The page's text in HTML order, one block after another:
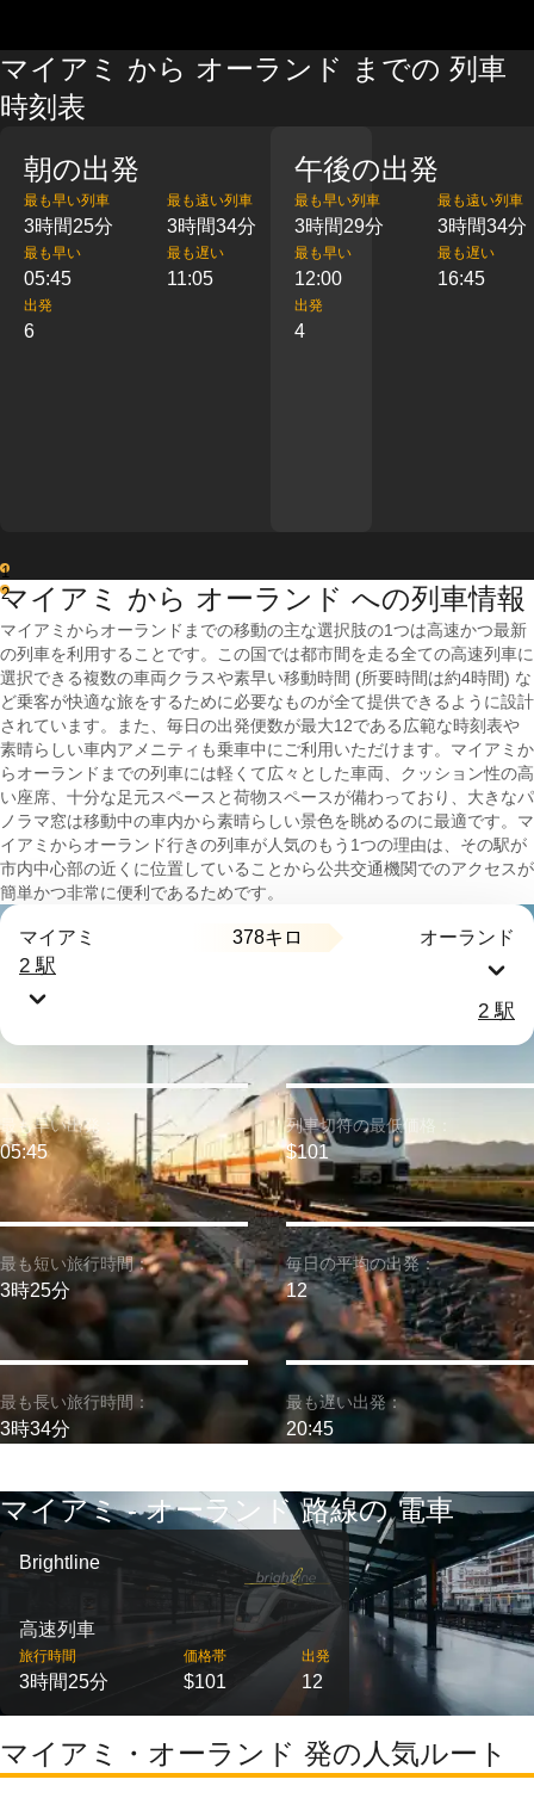
マイアミ から オーランド までの 列車
時刻表
朝の出発
最も早い列車
3時間25分
最も遠い列車
3時間34分
最も早い
05:45
最も遅い
11:05
出発
6
午後の出発
最も早い列車
3時間29分
最も遠い列車
3時間34分
最も早い
12:00
最も遅い
16:45
出発
4
1
2
マイアミ から オーランド への列車情報
マイアミからオーランドまでの移動の主な選択肢の1つは高速かつ最新
の列車を利用することです。この国では都市間を走る全ての高速列車に
選択できる複数の車両クラスや素早い移動時間 (所要時間は約4時間) な
ど乗客が快適な旅をするために必要なものが全て提供できるように設計
されています。また、毎日の出発便数が最大12である広範な時刻表や
素晴らしい車内アメニティも乗車中にご利用いただけます。マイアミか
らオーランドまでの列車には軽くて広々とした車両、クッション性の高
い座席、十分な足元スペースと荷物スペースが備わっており、大きなパ
ノラマ窓は移動中の車内から素晴らしい景色を眺めるのに最適です。マ
イアミからオーランド行きの列車が人気のもう1つの理由は、その駅が
市内中心部の近くに位置していることから公共交通機関でのアクセスが
簡単かつ非常に便利であるためです。
マイアミ 378キロ オーランド
2 駅
2 駅
最も短い旅行時間：
3時25分
最も早い出発：
05:45
最も長い旅行時間：
3時34分
列車切符の最低価格：
$101
毎日の平均の出発：
12
最も遅い出発：
20:45
マイアミ - オーランド 路線の 電車
Brightline
高速列車
旅行時間
3時間25分
価格帯
$101
出発
12
マイアミ・オーランド 発の人気ルート